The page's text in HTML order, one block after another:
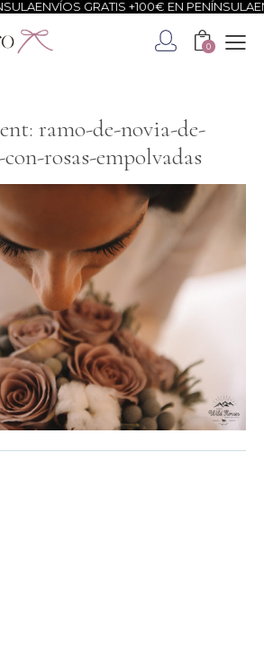
ENVÍOS GRATIS +100€ EN PENÍNSULA
0
ramo-de-novia-de-
rosas-empolvadas